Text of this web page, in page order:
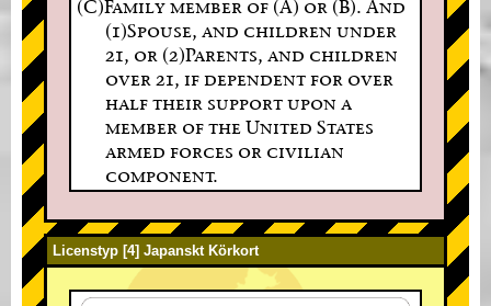
(C)Family member of (A) or (B). And
(1)Spouse, and children under
21, or (2)Parents, and children
over 21, if dependent for over
half their support upon a
member of the United States
armed forces or civilian
component.
Licenstyp [4] Japanskt Körkort